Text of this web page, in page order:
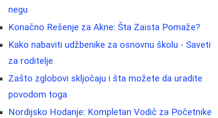
negu
Konačno Rešenje za Akne: Šta Zaista Pomaže?
Kako nabaviti udžbenike za osnovnu školu - Saveti
za roditelje
Zašto zglobovi skljočaju i šta možete da uradite
povodom toga
Nordijsko Hodanje: Kompletan Vodič za Početnike